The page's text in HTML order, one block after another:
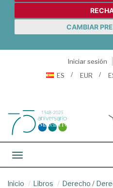
CAMBIAR
Iniciar sesión
ES
EUR
Toggle navigation
Inicio Libros Derecho /